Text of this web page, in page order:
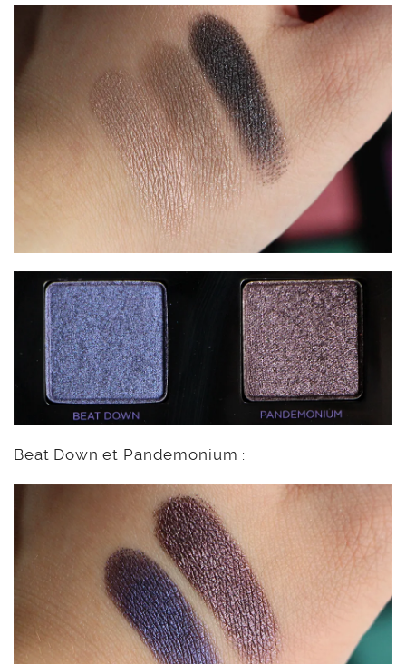
Beat Down et Pandemonium :